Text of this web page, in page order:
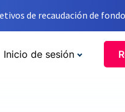
de recaudación de
Inicio de sesión